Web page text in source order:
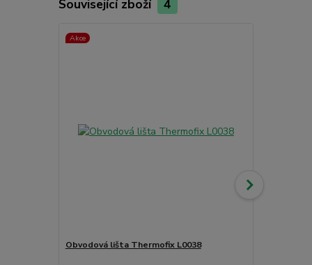
Související zboží 4
Akce
Obvodová lišta Thermofix L0038